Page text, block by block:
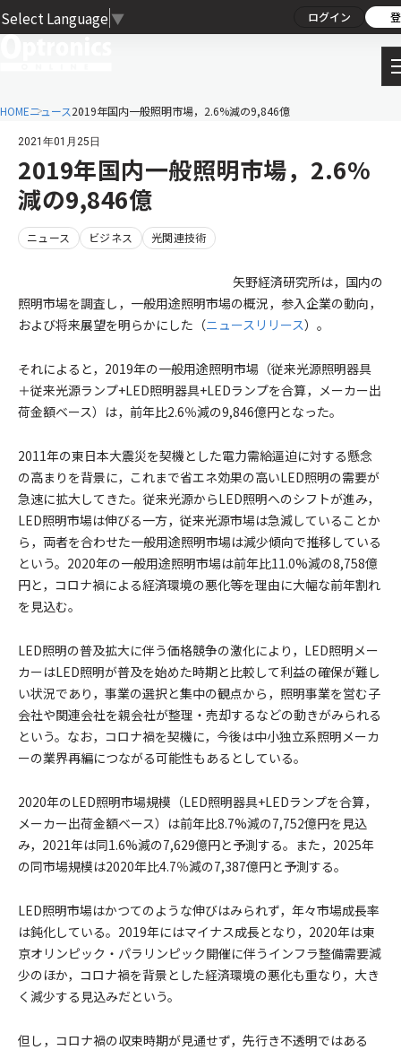
Select Language ▼ ログイン
HOMEニュース2019年国内一般照明市場，2.6%減の9,846億
2021年01月25日
2019年国内一般照明市場，2.6%
減の9,846億
ニュース ビジネス 光関連技術
矢野経済研究所は，国内の
照明市場を調査し，一般用途照明市場の概況，参入企業の動向，
および将来展望を明らかにした（ニュースリリース）。
それによると，2019年の一般用途照明市場（従来光源照明器具
＋従来光源ランプ+LED照明器具+LEDランプを合算，メーカー出
荷金額ベース）は，前年比2.6％減の9,846億円となった。
2011年の東日本大震災を契機とした電力需給逼迫に対する懸念
の高まりを背景に，これまで省エネ効果の高いLED照明の需要が
急速に拡大してきた。従来光源からLED照明へのシフトが進み，
LED照明市場は伸びる一方，従来光源市場は急減していることか
ら，両者を合わせた一般用途照明市場は減少傾向で推移している
という。2020年の一般用途照明市場は前年比11.0%減の8,758億
円と，コロナ禍による経済環境の悪化等を理由に大幅な前年割れ
を見込む。
LED照明の普及拡大に伴う価格競争の激化により，LED照明メー
カーはLED照明が普及を始めた時期と比較して利益の確保が難し
い状況であり，事業の選択と集中の観点から，照明事業を営む子
会社や関連会社を親会社が整理・売却するなどの動きがみられる
という。なお，コロナ禍を契機に，今後は中小独立系照明メーカ
ーの業界再編につながる可能性もあるとしている。
2020年のLED照明市場規模（LED照明器具+LEDランプを合算，
メーカー出荷金額ベース）は前年比8.7%減の7,752億円を見込
み，2021年は同1.6%減の7,629億円と予測する。また，2025年
の同市場規模は2020年比4.7％減の7,387億円と予測する。
LED照明市場はかつてのような伸びはみられず，年々市場成長率
は鈍化している。2019年にはマイナス成長となり，2020年は東
京オリンピック・パラリンピック開催に伴うインフラ整備需要減
少のほか，コロナ禍を背景とした経済環境の悪化も重なり，大き
く減少する見込みだという。
但し，コロナ禍の収束時期が見通せず，先行き不透明ではある